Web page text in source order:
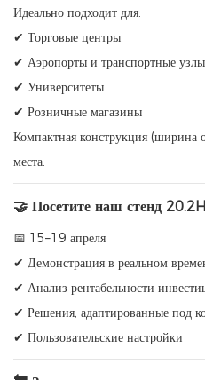
Идеально подходит для:
✔ Торговые центры
✔ Аэропорты и транспортные узлы
✔ Университеты
✔ Розничные магазины
Компактная конструкция
места.
🤝 Посетите наш стенд
📅 15–19 апреля
✔ Демонстрация в реальном
✔ Анализ рентабельности
✔ Решения, адаптированные под
✔ Пользовательские настройки